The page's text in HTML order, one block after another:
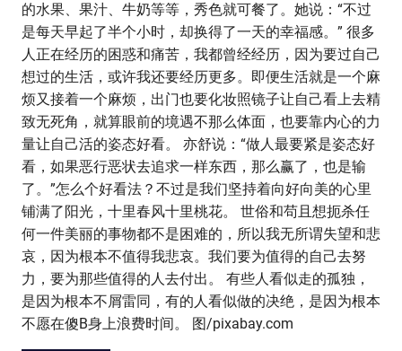
的水果、果汁、牛奶等等，秀色就可餐了。她说：“不过
是每天早起了半个小时，却换得了一天的幸福感。” 很多
人正在经历的困惑和痛苦，我都曾经经历，因为要过自己
想过的生活，或许我还要经历更多。即便生活就是一个麻
烦又接着一个麻烦，出门也要化妆照镜子让自己看上去精
致无死角，就算眼前的境遇不那么体面，也要靠内心的力
量让自己活的姿态好看。 亦舒说：“做人最要紧是姿态好
看，如果恶行恶状去追求一样东西，那么赢了，也是输
了。”怎么个好看法？不过是我们坚持着向好向美的心里
铺满了阳光，十里春风十里桃花。 世俗和苟且想扼杀任
何一件美丽的事物都不是困难的，所以我无所谓失望和悲
哀，因为根本不值得我悲哀。我们要为值得的自己去努
力，要为那些值得的人去付出。 有些人看似走的孤独，
是因为根本不屑雷同，有的人看似做的决绝，是因为根本
不愿在傻B身上浪费时间。 图/pixabay.com